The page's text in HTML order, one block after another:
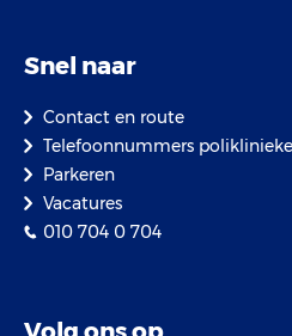
Snel naar
Contact en route
Telefoonnummers
Parkeren
Vacatures
010 704 0 704